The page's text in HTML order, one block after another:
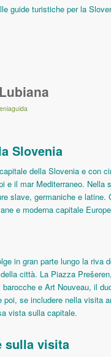
guide turistiche per la
Slovenia
della Slovenia e con
e il mar Mediterraneo.
slave, germaniche e latine.
e moderna capitale
in gran parte lungo la riva
città. La Piazza
e Art Nouveau, il
se includere nella visita
vista sulla capitale.
sulla visita